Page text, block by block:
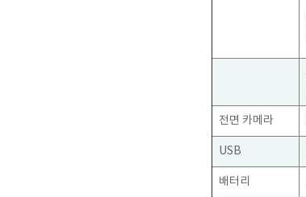
전면 카메라
USB
배터리